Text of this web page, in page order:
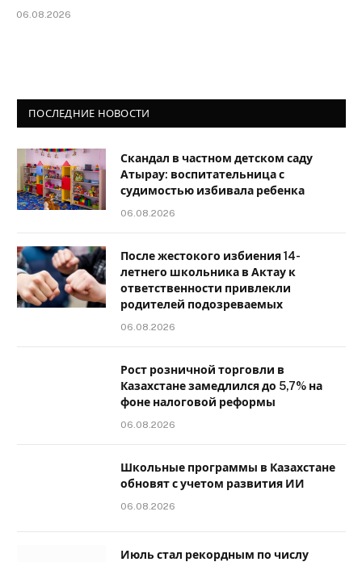
06.08.2026
ПОСЛЕДНИЕ НОВОСТИ
Скандал в частном детском саду
Атырау: воспитательница с
судимостью избивала ребенка
06.08.2026
После жестокого избиения 14-
летнего школьника в Актау к
ответственности привлекли
родителей подозреваемых
06.08.2026
Рост розничной торговли в
Казахстане замедлился до 5,7% на
фоне налоговой реформы
06.08.2026
Школьные программы в Казахстане
обновят с учетом развития ИИ
06.08.2026
Июль стал рекордным по числу